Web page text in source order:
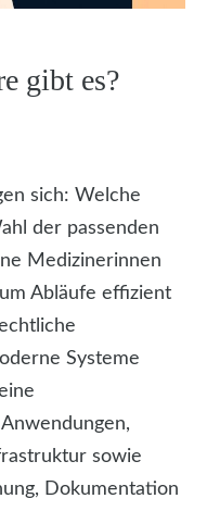
gibt es?
sich: Welche
der passenden
Medizinerinnen
Abläufe effizient
Systeme
sowie
Dokumentation